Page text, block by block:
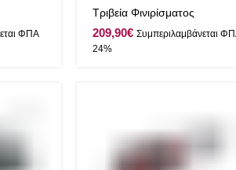
Τριβεία Φινιρίσματος
€